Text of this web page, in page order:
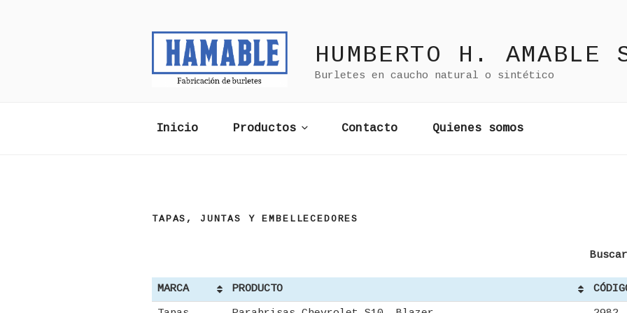
HUMBERTO H. AMABLE
Burletes en caucho natural o sintético
Inicio Productos Contacto Quienes somos
TAPAS, JUNTAS Y EMBELLECEDORES
MARCA PRODUCTO